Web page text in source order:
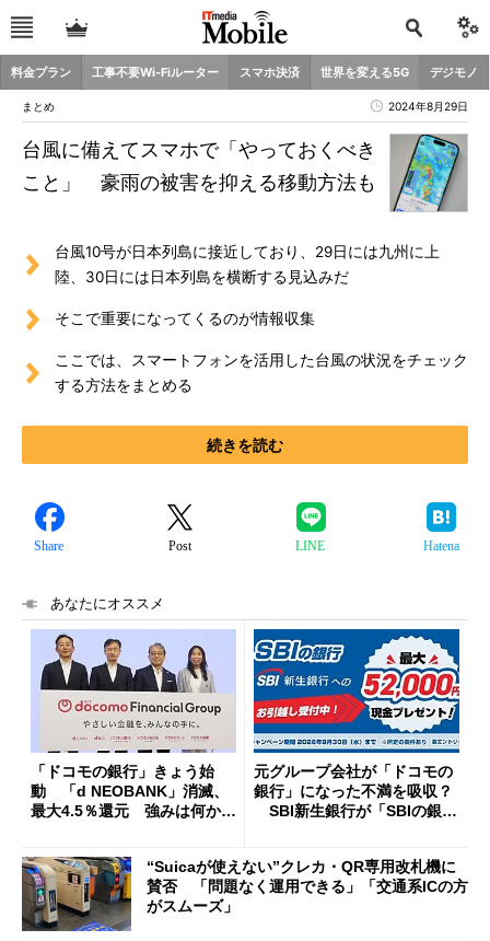
料金プラン 工事不要Wi-Fiルーター スマホ決済 世界を変える5G デジモノ
まとめ 2024年8月29日
台風に備えてスマホで「やっておくべき
こと」 豪雨の被害を抑える移動方法も
台風10号が日本列島に接近しており、29日には九州に上
陸、30日には日本列島を横断する見込みだ
そこで重要になってくるのが情報収集
ここでは、スマートフォンを活用した台風の状況をチェック
する方法をまとめる
続きを読む
Share Post LINE Hatena
あなたにオススメ
「ドコモの銀行」きょう始
動 「d NEOBANK」消滅、
最大4.5％還元 強みは何か解
元グループ会社が「ドコモの
銀行」になった不満を吸収？
SBI新生銀行が「SBIの銀
開催
“Suicaが使えない”クレカ・QR専用改札機に
賛否 「問題なく運用できる」「交通系ICの方
がスムーズ」